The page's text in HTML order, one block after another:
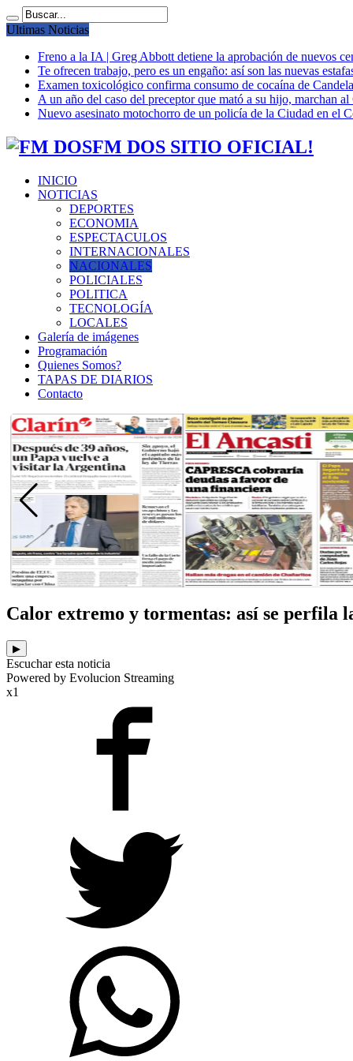
Ultimas Noticias
Freno a la IA | Greg Abbott detiene la aprobación de nuevos
Te ofrecen trabajo, pero es un engaño: así son las nuevas
Examen toxicológico confirma consumo de cocaína de
A un año del caso del preceptor que mató a su hijo, marchan
Nuevo asesinato motochorro de un policía de la Ciudad en el
FM DOS SITIO OFICIAL!
INICIO
NOTICIAS
DEPORTES
ECONOMIA
ESPECTACULOS
INTERNACIONALES
NACIONALES
POLICIALES
POLITICA
TECNOLOGÍA
LOCALES
Galería de imágenes
Programación
Quienes Somos?
TAPAS DE DIARIOS
Contacto
Calor extremo y tormentas: así se perfila
▶
Escuchar esta noticia
Powered by Evolucion Streaming
x1